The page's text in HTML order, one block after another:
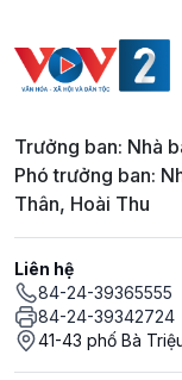
Trưởng ban: Nhà
Phó trưởng ban:
Thân, Hoài Thu
Liên hệ
84-24-39365555
84-24-39342724
41-43 phố Bà